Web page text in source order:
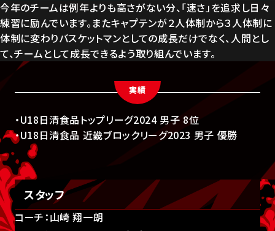
今年のチームは例年よりも高さがない分、「速さ」を追求し日々
練習に励んでいます。またキャプテンが２人体制から３人体制に
体制に変わりバスケットマンとしての成長だけでなく、人間とし
て、チームとして成長できるよう取り組んでいます。
実績
・U18日清食品トップリーグ2024 男子 8位
・U18日清食品 近畿ブロックリーグ2023 男子 優勝
スタッフ
コーチ：山崎 翔一朗